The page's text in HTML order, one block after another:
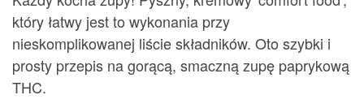
który łatwy jest to wykonania przy
nieskomplikowanej liście składników. Oto szybki i
prosty przepis na gorącą, smaczną zupę paprykową
THC.